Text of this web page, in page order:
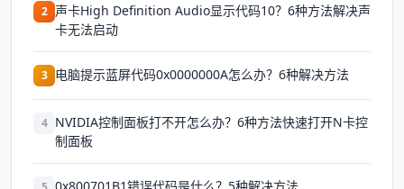
2 声卡High Definition Audio显示代码10？6种方法解决声
卡无法启动
3 电脑提示蓝屏代码0x0000000A怎么办？6种解决方法
4 NVIDIA控制面板打不开怎么办？6种方法快速打开N卡控
制面板
0x800701B1错误代码是什么？5种解决方法